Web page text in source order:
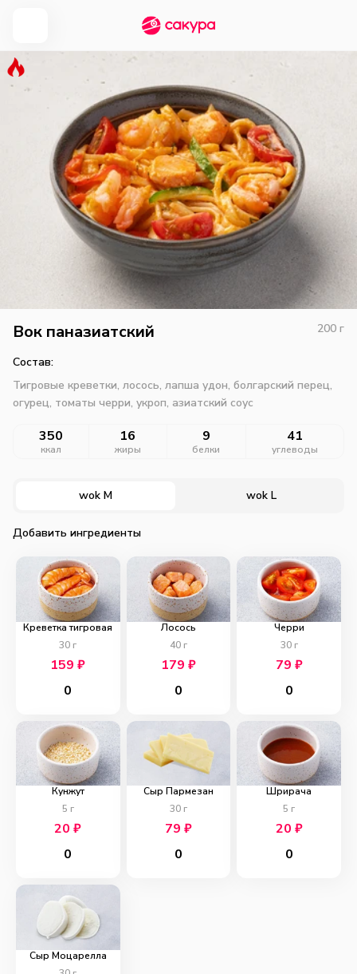
Вок паназиатский 200 г
Состав:
Тигровые креветки, лосось, лапша удон, болгарский перец,
огурец, томаты черри, укроп, азиатский соус
350
ккал
16
жиры
9
белки
41
углеводы
wok M wok L
Добавить ингредиенты
Креветка тигровая
30 г
159₽
0
Лосось
40г
179 ₽
0
Черри
30г
79 ₽
0
Кунжут
5 г
20₽
0
Сыр Пармезан
30г
79 ₽
0
Шрирача
5 г
20 ₽
0
Сыр Моцарелла